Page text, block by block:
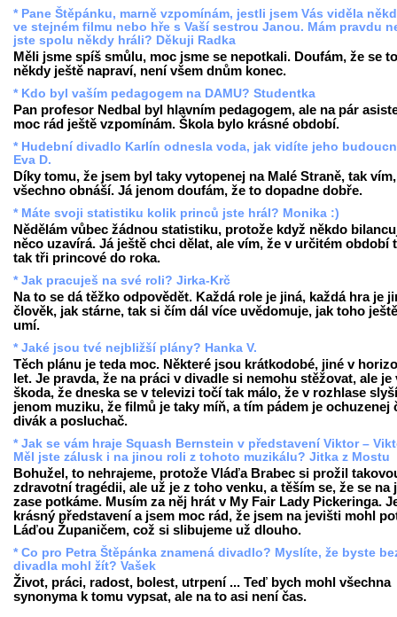
* Pane Štěpánku, marně vzpomínám, jestli jsem Vás viděla
ve stejném filmu nebo hře s Vaší sestrou Janou. Mám pravdu
jste spolu někdy hráli? Děkuji Radka
Měli jsme spíš smůlu, moc jsme se nepotkali. Doufám, že se to
někdy ještě napraví, není všem dnům konec.
* Kdo byl vaším pedagogem na DAMU? Studentka
Pan profesor Nedbal byl hlavním pedagogem, ale na pár
moc rád ještě vzpomínám. Škola bylo krásné období.
* Hudební divadlo Karlín odnesla voda, jak vidíte jeho
Eva D.
Díky tomu, že jsem byl taky vytopenej na Malé Straně, tak
všechno obnáší. Já jenom doufám, že to dopadne dobře.
* Máte svoji statistiku kolik princů jste hrál? Monika :)
Nědělám vůbec žádnou statistiku, protože když někdo
něco uzavírá. Já ještě chci dělat, ale vím, že v určitém období
tak tři princové do roka.
* Jak pracuješ na své roli? Jirka-Krč
Na to se dá těžko odpovědět. Každá role je jiná, každá hra je
člověk, jak stárne, tak si čím dál více uvědomuje, jak toho
umí.
* Jaké jsou tvé nejbližší plány? Hanka V.
Těch plánu je teda moc. Některé jsou krátkodobé, jiné v
let. Je pravda, že na práci v divadle si nemohu stěžovat, ale je
škoda, že dneska se v televizi točí tak málo, že v rozhlase
jenom muziku, že filmů je taky míň, a tím pádem je ochuzenej
divák a posluchač.
* Jak se vám hraje Squash Bernstein v představení Viktor –
Měl jste zálusk i na jinou roli z tohoto muzikálu? Jitka z Mostu
Bohužel, to nehrajeme, protože Vláďa Brabec si prožil
zdravotní tragédii, ale už je z toho venku, a těším se, že se na
zase potkáme. Musím za něj hrát v My Fair Lady Pickeringa.
krásný představení a jsem moc rád, že jsem na jevišti mohl
Láďou Županičem, což si slibujeme už dlouho.
* Co pro Petra Štěpánka znamená divadlo? Myslíte, že byste
divadla mohl žít? Vašek
Život, práci, radost, bolest, utrpení ... Teď bych mohl všechna
synonyma k tomu vypsat, ale na to asi není čas.